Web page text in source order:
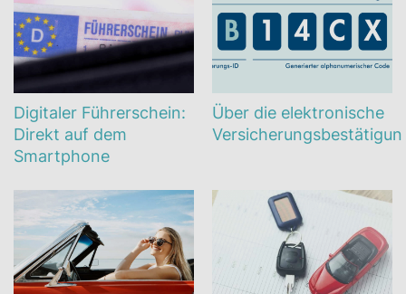
Digitaler Führerschein:
Direkt auf dem
Smartphone
Über die elektronische